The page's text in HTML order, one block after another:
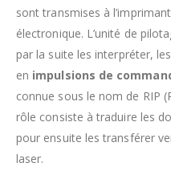
sont transmises à
électronique. L’unité de
par la suite les interpréter,
en impulsions de
connue sous le nom de RIP
rôle consiste à traduire les
pour ensuite les transférer
laser.